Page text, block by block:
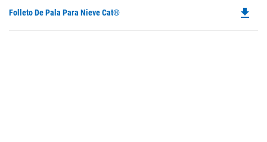
Folleto De Pala Para Nieve Cat® file_download